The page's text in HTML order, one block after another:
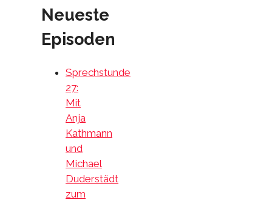
Neueste
Episoden
Sprechstunde
27:
Mit
Anja
Kathmann
und
Michael
Duderstädt
zum